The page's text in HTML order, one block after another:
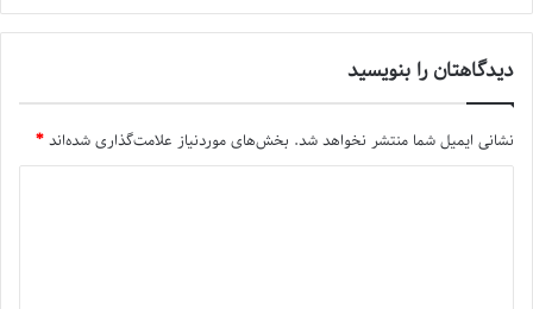
دیدگاهتان را بنویسید
نشانی ایمیل شما منتشر نخواهد شد. بخش‌های موردنیاز علامت‌گذاری شده‌اند*